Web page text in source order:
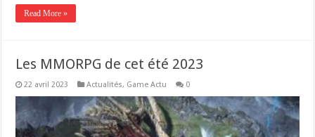
Read More »
Les MMORPG de cet été 2023
22 avril 2023 Actualités, Game Actu 0